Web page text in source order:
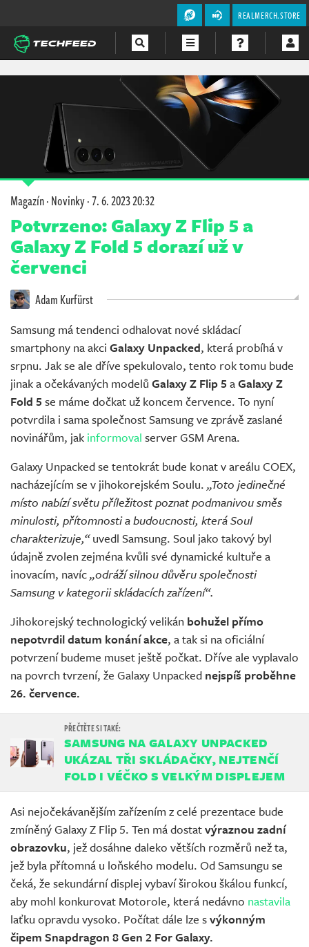
REALMERCH.STORE
Magazín·Novinky·7. 6. 2023 20:32
Potvrzeno: Galaxy Z Flip 5 a
Galaxy Z Fold 5 dorazí už v
červenci
Adam Kurfürst
Samsung má tendenci odhalovat nové skládací
smartphony na akci Galaxy Unpacked, která probíhá v
srpnu. Jak se ale dříve spekulovalo, tento rok tomu bude
jinak a očekávaných modelů Galaxy Z Flip 5 aGalaxy Z
Fold 5 se máme dočkat už koncem července. To nyní
potvrdila i sama společnost Samsung ve zprávě zaslané
novinářům, jak informoval server GSM Arena.
Galaxy Unpacked se tentokrát bude konat v areálu COEX,
nacházejícím se v jihokorejském Soulu. „Toto jedinečné
místo nabízí světu příležitost poznat podmanivou směs
minulosti, přítomnosti a budoucnosti, která Soul
charakterizuje,“uvedl Samsung. Soul jako takový byl
údajně zvolen zejména kvůli své dynamické kultuře a
inovacím, navíc„odráží silnou důvěru společnosti
Samsung v kategorii skládacích zařízení“.
Jihokorejský technologický velikán bohužel přímo
nepotvrdil datum konání akce, a tak si na oficiální
potvrzení budeme muset ještě počkat. Dříve ale vyplavalo
na povrch tvrzení, že Galaxy Unpacked nejspíš proběhne
26. července.
SAMSUNG NA GALAXY UNPACKED
UKÁZAL TŘI SKLÁDAČKY, NEJTENČÍ
FOLD I VÉČKO S VELKÝM DISPLEJEM
Asi nejočekávanějším zařízením z celé prezentace bude
zmíněný Galaxy Z Flip 5. Ten má dostatvýraznou zadní
obrazovku, jež dosáhne daleko větších rozměrů než ta,
jež byla přítomná u loňského modelu. Od Samsungu se
čeká, že sekundární displej vybaví širokou škálou funkcí,
aby mohl konkurovat Motorole, která nedávno nastavila
laťku opravdu vysoko. Počítat dále lze svýkonným
čipem Snapdragon 8 Gen 2 For Galaxy.